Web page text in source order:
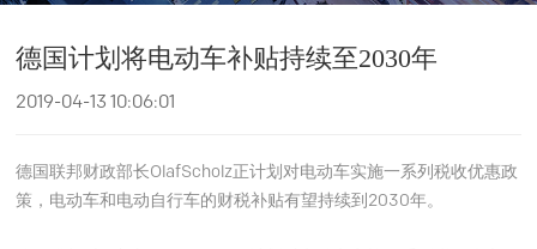
德国计划将电动车补贴持续至2030年
2019-04-13 10:06:01
德国联邦财政部长OlafScholz正计划对电动车实施一系列税收优惠政
策，电动车和电动自行车的财税补贴有望持续到2030年。